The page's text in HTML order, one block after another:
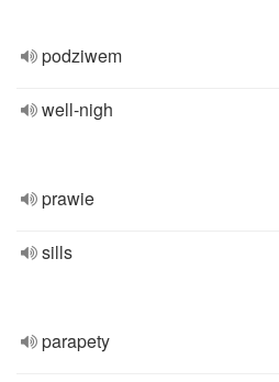
podziwem
well-nigh
prawie
sills
parapety